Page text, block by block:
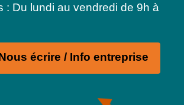
: Du lundi au vendredi de 9h à
écrire / Info entreprise